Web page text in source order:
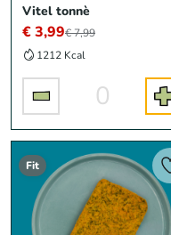
Vitel tonnè
€ 3,99€ 7,99
1212 Kcal
0
Fit